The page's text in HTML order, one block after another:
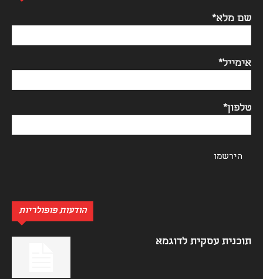
שם מלא*
אימייל*
טלפון*
הודעות פופולריות
תוכנית עסקית לדוגמא